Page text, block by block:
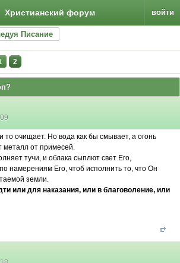
войти
Христианский форум
Писание
2
то очищает. Но вода как бы смывает, а огонь
металл от примесей.
тучи, и облака сыплют свет Его,
намерениям Его, чтоб исполнить то, что Он
земли.
или для наказания, или в благоволение, или